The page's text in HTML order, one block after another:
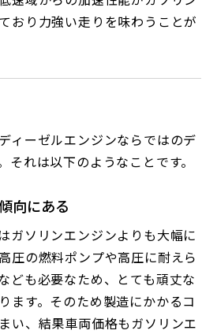
おり力強い走りを味わうことが
ィーゼルエンジンならではのデ
それは以下のようなことです。
向にある
ガソリンエンジンよりも大幅に
圧の燃料ポンプや高圧に耐えら
ども必要なため、とても頑丈な
ます。そのため製造にかかるコ
い、結果車両価格もガソリンエ